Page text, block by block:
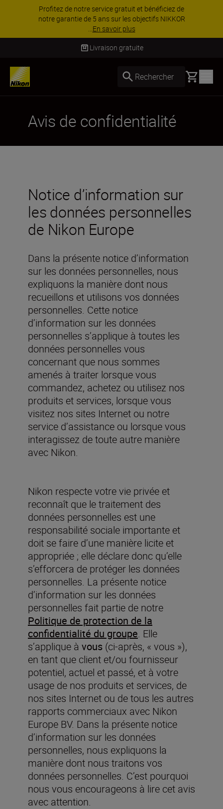
Profitez de notre service gratuit et bénéficiez de
notre garantie de 5 ans sur les objectifs NIKKOR
...En savoir plus
Livraison gratuite
Rechercher Basket
Avis de confidentialité
Notice d’information sur
les données personnelles
de Nikon Europe
Dans la présente notice d’information
sur les données personnelles, nous
expliquons la manière dont nous
recueillons et utilisons vos données
personnelles. Cette notice
d’information sur les données
personnelles s’applique à toutes les
données personnelles vous
concernant que nous sommes
amenés à traiter lorsque vous
commandez, achetez ou utilisez nos
produits et services, lorsque vous
visitez nos sites Internet ou notre
service d’assistance ou lorsque vous
interagissez de toute autre manière
avec Nikon.
Nikon respecte votre vie privée et
reconnaît que le traitement des
données personnelles est une
responsabilité sociale importante et
doit se faire d’une manière licite et
appropriée ; elle déclare donc qu’elle
s’efforcera de protéger les données
personnelles. La présente notice
d’information sur les données
personnelles fait partie de notre
Politique de protection de la
confidentialité du groupe. Elle
s’applique à vous (ci-après, « vous »),
en tant que client et/ou fournisseur
potentiel, actuel et passé, et à votre
usage de nos produits et services, de
nos sites Internet ou de tous les autres
rapports commerciaux avec Nikon
Europe BV. Dans la présente notice
d’information sur les données
personnelles, nous expliquons la
manière dont nous traitons vos
données personnelles. C’est pourquoi
nous vous encourageons à lire cet avis
avec attention.